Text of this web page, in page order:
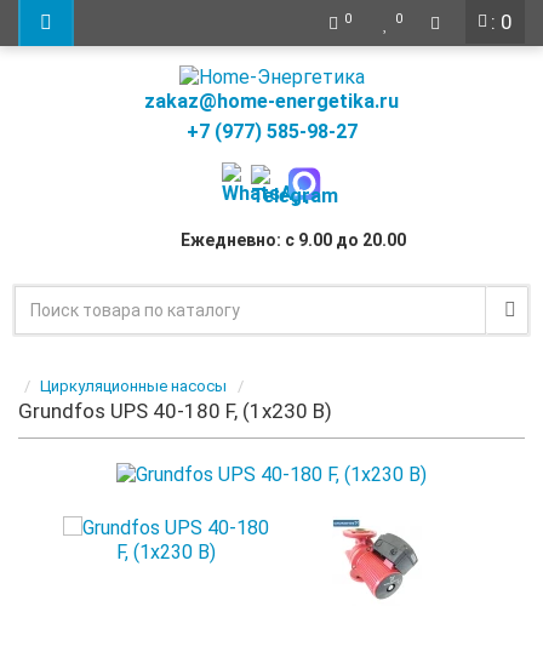
: 0
0 0
zakaz@home-energetika.ru
+7 (977) 585-98-27
Ежедневно: с 9.00 до 20.00
Циркуляционные насосы
Grundfos UPS 40-180 F, (1х230 В)